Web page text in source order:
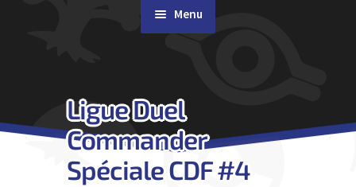
Menu
Agenda
Contact & Accès
Ligue Duel
Commander
Spéciale CDF #4